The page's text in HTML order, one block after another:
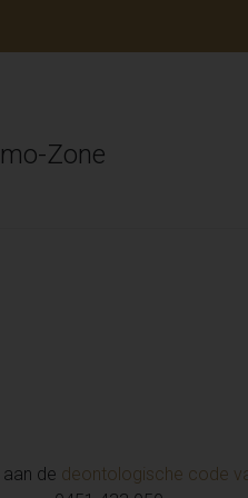
Zone
de deontologische code